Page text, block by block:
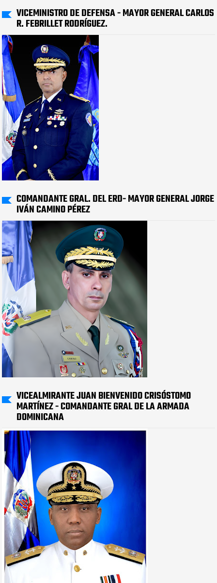
VICEMINISTRO DE DEFENSA - MAYOR GENERAL CARLOS
R. FEBRILLET RODRÍGUEZ.
COMANDANTE GRAL. DEL ERD- MAYOR GENERAL JORGE
IVÁN CAMINO PÉREZ
VICEALMIRANTE JUAN BIENVENIDO CRISÓSTOMO
MARTÍNEZ - COMANDANTE GRAL DE LA ARMADA
DOMINICANA